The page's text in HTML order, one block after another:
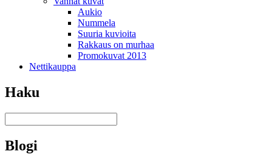
Aukio
Nummela
Suuria kuvioita
Rakkaus on murhaa
Promokuvat 2013
Nettikauppa
Haku
Blogi